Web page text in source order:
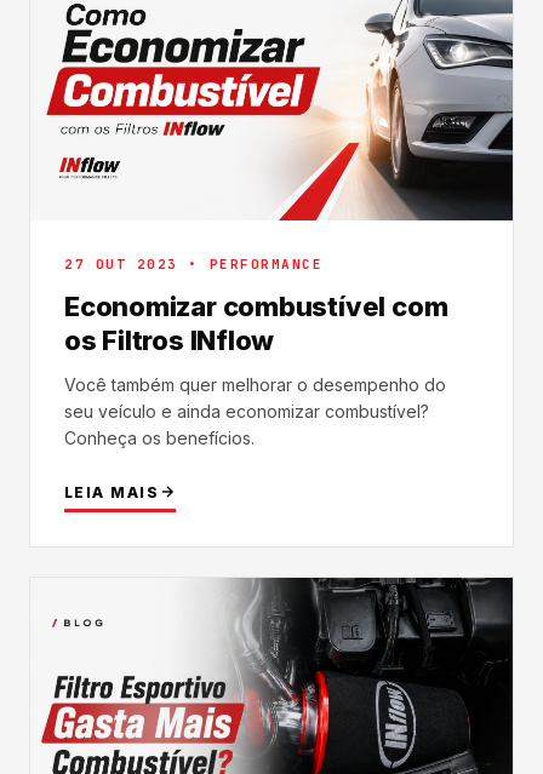
27 OUT 2023 • PERFORMANCE
Economizar combustível com
os Filtros INflow
Você também quer melhorar o desempenho do
seu veículo e ainda economizar combustível?
Conheça os benefícios.
LEIA MAIS